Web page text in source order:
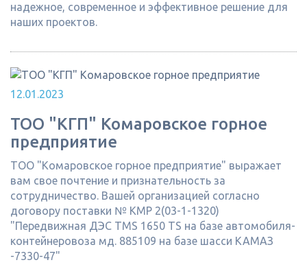
надежное, современное и эффективное решение для
наших проектов.
12.01.2023
ТОО "КГП" Комаровское горное
предприятие
ТОО "Комаровское горное предприятие" выражает
вам свое почтение и признательность за
сотрудничество. Вашей организацией согласно
договору поставки № КМР 2(03-1-1320)
"Передвижная ДЭС TMS 1650 TS на базе автомобиля-
контейнеровоза мд. 885109 на базе шасси КАМАЗ
-7330-47"